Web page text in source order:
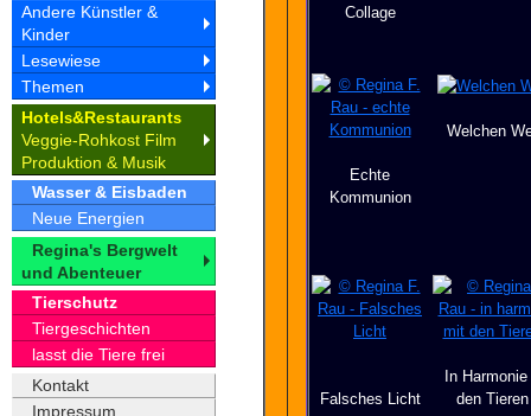
Andere Künstler &
Kinder
Lesewiese
Themen
Hotels&Restaurants
Veggie-Rohkost Film
Produktion & Musik
Wasser & Eisbaden
Neue Energien
Regina's Bergwelt
und Abenteuer
Tierschutz
Tiergeschichten
lasst die Tiere frei
Kontakt
Impressum
Collage
Echte
Kommunion
Welchen
Falsches Licht
In
den